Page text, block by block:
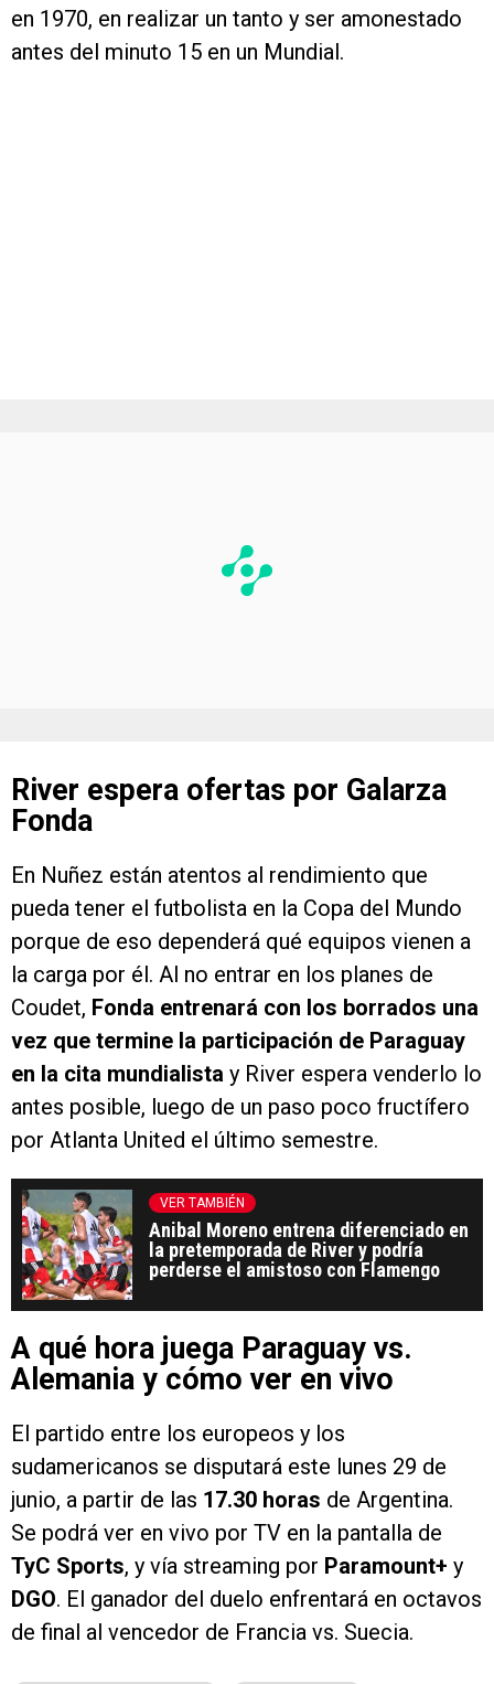
en 1970, en realizar un tanto y ser amonestado
antes del minuto 15 en un Mundial.
River espera ofertas por Galarza
Fonda
En Nuñez están atentos al rendimiento que
pueda tener el futbolista en la Copa del Mundo
porque de eso dependerá qué equipos vienen a
la carga por él. Al no entrar en los planes de
Coudet, Fonda entrenará con los borrados una
vez que termine la participación de Paraguay
en la cita mundialista y River espera venderlo lo
antes posible, luego de un paso poco fructífero
por Atlanta United el último semestre.
VER TAMBIÉN
Anibal Moreno entrena diferenciado en
la pretemporada de River y podría
perderse el amistoso con Flamengo
A qué hora juega Paraguay vs.
Alemania y cómo ver en vivo
El partido entre los europeos y los
sudamericanos se disputará este lunes 29 de
junio, a partir de las 17.30 horas de Argentina.
Se podrá ver en vivo por TV en la pantalla de
TyC Sports, y vía streaming por Paramount+ y
DGO. El ganador del duelo enfrentará en octavos
de final al vencedor de Francia vs. Suecia.